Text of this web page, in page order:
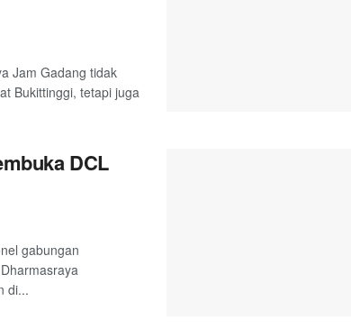
Jam Gadang tidak
Bukittinggi, tetapi juga
DCL
gabungan
di...